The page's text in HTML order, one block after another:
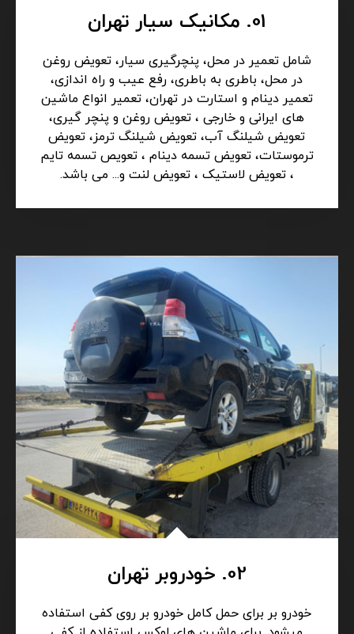
01. مکانیک سیار تهران
شامل تعمیر در محل، پنچرگیری سیار، تعویض روغن
در محل، باطری به باطری، رفع عیب و راه اندازی،
تعمیر دینام و استارت در تهران، تعمیر انواع ماشین
های ایرانی و خارجی ، تعویض روغن و پنچر گیری،
تعویض شیلنگ آب، تعویض شیلنگ ترمز، تعویض
ترموستات، تعویض تسمه دینام ، تعویص تسمه تایم
، تعویض لاستیک ، تعویض لنت و... می باشد.
02. خودروبر تهران
خودرو بر برای حمل کامل خودرو بر روی کفی استفاده